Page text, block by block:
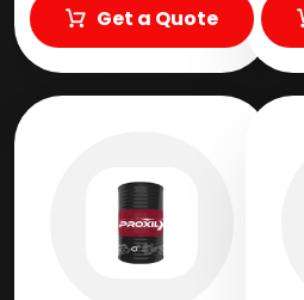
Get a Quote